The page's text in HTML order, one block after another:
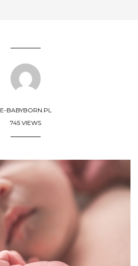
E-BABYBORN.PL
745 VIEWS